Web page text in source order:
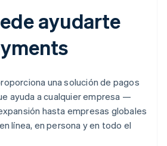
ayudarte
una solución de pagos
ayuda a cualquier empresa —
hasta empresas globales
línea, en persona y en todo el